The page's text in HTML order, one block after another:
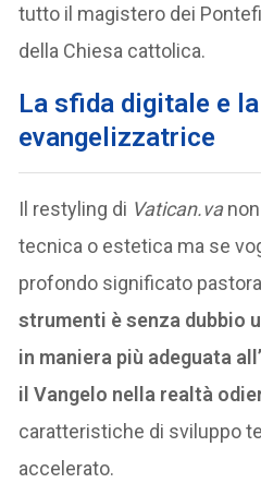
tutto il magistero dei
della Chiesa cattolica.
La sfida digitale e
evangelizzatrice
Il restyling di Vatican.vanon
tecnica o estetica ma se
profondo significato
strumenti è senza dubbio
in maniera più adeguata
il Vangelo nella realtà
caratteristiche di sviluppo
accelerato.